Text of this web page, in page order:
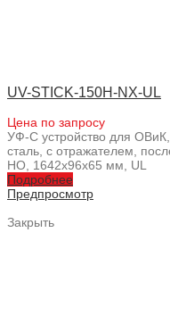
UV-STICK-150H-NX-UL
Цена по запросу
УФ-С устройство для
сталь, с отражателем,
HO, 1642x96x65 мм, UL
Подробнее
Предпросмотр
Закрыть